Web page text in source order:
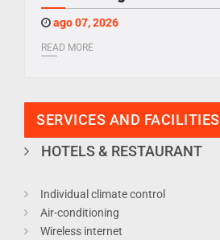
ago 07, 2026
READ MORE
SERVICES AND FACILITIES
HOTELS & RESTAURANT
Individual climate control
Air-conditioning
Wireless internet